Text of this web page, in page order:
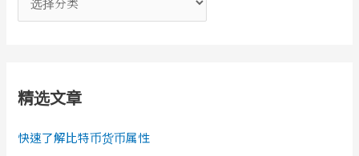
类
精选文章
快速了解比特币货币属性